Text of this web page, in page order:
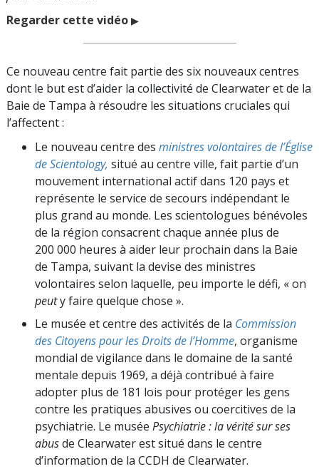
Regarder cette vidéo ▶
Ce nouveau centre fait partie des six nouveaux centres
dont le but est d’aider la collectivité de Clearwater et de la
Baie de Tampa à résoudre les situations cruciales qui
l’affectent :
Le nouveau centre des ministres volontaires de l’Église
de Scientology, situé au centre ville, fait partie d’un
mouvement international actif dans 120 pays et
représente le service de secours indépendant le
plus grand au monde. Les scientologues bénévoles
de la région consacrent chaque année plus de
200 000 heures à aider leur prochain dans la Baie
de Tampa, suivant la devise des ministres
volontaires selon laquelle, peu importe le défi, « on
peuty faire quelque chose ».
Le musée et centre des activités de la Commission
des Citoyens pour les Droits de l’Homme, organisme
mondial de vigilance dans le domaine de la santé
mentale depuis 1969, a déjà contribué à faire
adopter plus de 181 lois pour protéger les gens
contre les pratiques abusives ou coercitives de la
psychiatrie. Le musée Psychiatrie : la vérité sur ses
abusde Clearwater est situé dans le centre
d’information de la CCDH de Clearwater.